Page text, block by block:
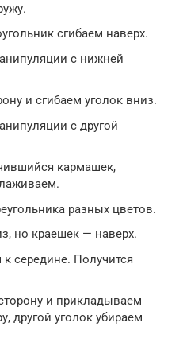
сгибаем наверх.
с нижней
и сгибаем уголок вниз.
с другой
кармашек,
разных цветов.
но краешек — наверх.
к середине. Получится
и прикладываем
другой уголок убираем